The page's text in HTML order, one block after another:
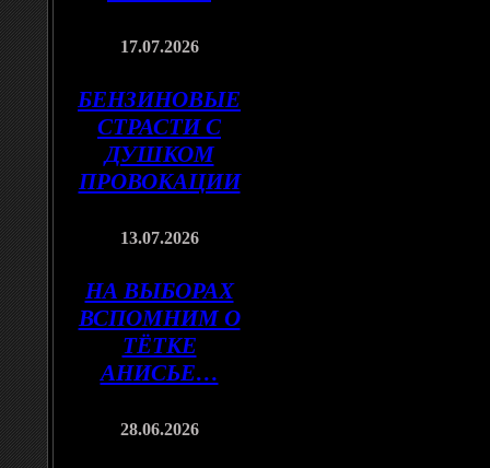
17.07.2026
БЕНЗИНОВЫЕ
СТРАСТИ С
ДУШКОМ
ПРОВОКАЦИИ
13.07.2026
НА ВЫБОРАХ
ВСПОМНИМ О
ТЁТКЕ
АНИСЬЕ…
28.06.2026